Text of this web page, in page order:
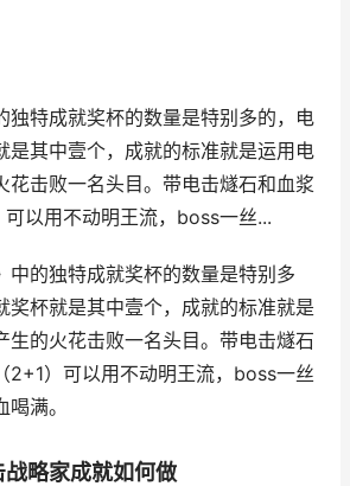
独特成就奖杯的数量是特别多的，电
是其中壹个，成就的标准就是运用电
花击败一名头目。带电击燧石和血浆
以用不动明王流，boss一丝...
中的独特成就奖杯的数量是特别多
奖杯就是其中壹个，成就的标准就是
生的火花击败一名头目。带电击燧石
2+1）可以用不动明王流，boss一丝
满。
略家成就如何做